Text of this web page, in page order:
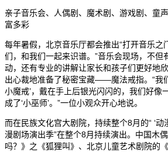
亲子音乐会、人偶剧、魔术剧、游戏剧、
富多彩
每年暑假，北京音乐厅都会推出“打开音乐之
们，和我们一起来识谱。”音乐会现场，不但
动，还有专业的讲解让家长和孩子们更好地
出心裁地准备了秘密宝藏——魔法戒指。“我
小魔戒’，戴在手上后银光闪闪的，我们好像
成了‘小巫师’。”一位小观众开心地说。
而在民族文化宫大剧院，持续整个8月的“ ‘
漫剧场演出季”在整个8月持续演出。中国木
吗？》之《狐狸叫》、北京儿童艺术剧院的